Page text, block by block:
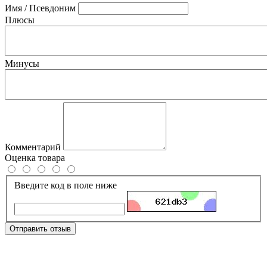
Имя / Псевдоним
Плюсы
Минусы
Комментарий
Оценка товара
Введите код в поле ниже
Отправить отзыв